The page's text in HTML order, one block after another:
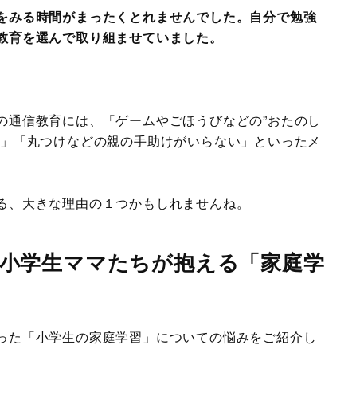
みる時間がまったくとれませんでした。自分で勉強
を選んで取り組ませていました。
信教育には、「ゲームやごほうびなどの”おたのし
「丸つけなどの親の手助けがいらない」といったメ
大きな理由の１つかもしれませんね。
学生ママたちが抱える「家庭学
た「小学生の家庭学習」についての悩みをご紹介し